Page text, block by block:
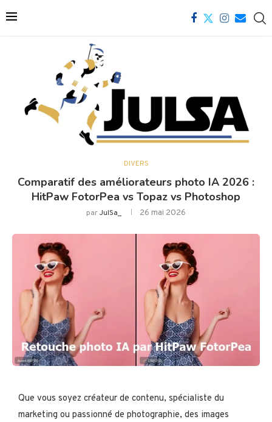
DIVERS
Comparatif des améliorateurs photo IA 2026 :
HitPaw FotorPea vs Topaz vs Photoshop
parJulSa_ 26 mai 2026
Que vous soyez créateur de contenu, spécialiste du
marketing ou passionné de photographie, des images